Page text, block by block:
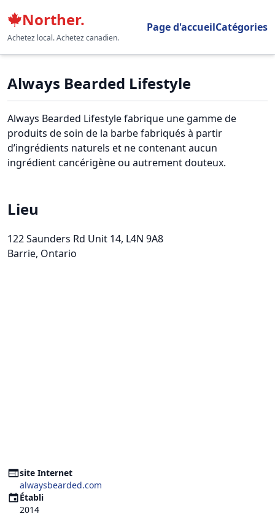
Norther.
Achetez local. Achetez canadien.
Page d'accueilCatégories
Always Bearded Lifestyle
Always Bearded Lifestyle fabrique une gamme de
produits de soin de la barbe fabriqués à partir
d’ingrédients naturels et ne contenant aucun
ingrédient cancérigène ou autrement douteux.
Lieu
122 Saunders Rd Unit 14, L4N 9A8
Barrie, Ontario
site Internet
alwaysbearded.com
Établi
2014